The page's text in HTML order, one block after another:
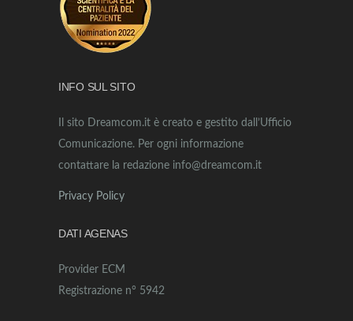
INFO SUL SITO
Il sito Dreamcom.it è creato e gestito dall’Ufficio
Comunicazione. Per ogni informazione
contattare la redazione info@dreamcom.it
Privacy Policy
DATI AGENAS
Provider ECM
Registrazione n° 5942